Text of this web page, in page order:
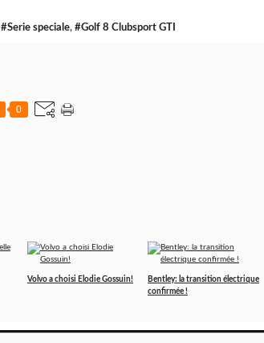
#Serie speciale, #Golf 8 Clubsport GTI
0
Volvo a choisi Elodie Gossuin!
Bentley: la transition électrique
confirmée !